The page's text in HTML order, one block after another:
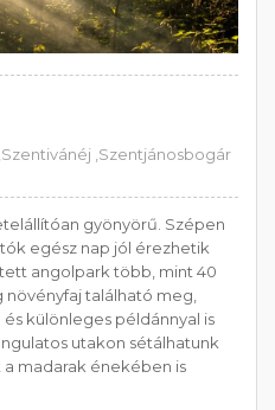
Szentivánéj ,Szentjánosbogár
gyönyörű. Szépen
egész nap jól érezhetik
angolpark több, mint 40
található meg,
különleges példánnyal is
utakon sétálhatunk
a madarak énekében is